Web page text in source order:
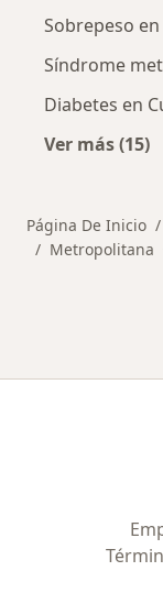
Sobrepeso
Síndrome
Diabetes en
Ver más (15)
Página De Inicio
Metropolitana